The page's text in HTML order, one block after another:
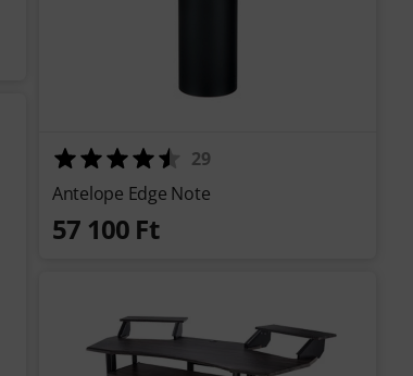
29
Antelope Edge Note
57 100 Ft